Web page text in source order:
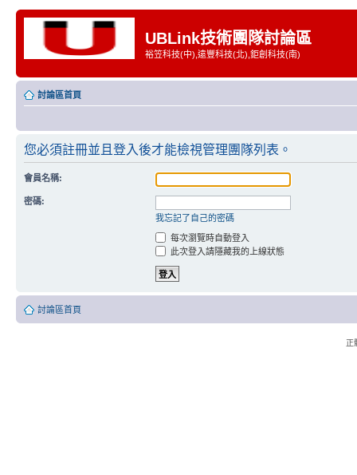
UBLink技術團隊討論區
裕笠科技(中),遠豐科技(北),鉅創科技(南)
討論區首頁
您必須註冊並且登入後才能檢視管理團隊列表。
會員名稱:
密碼:
我忘記了自己的密碼
每次瀏覽時自動登入
此次登入請隱藏我的上線狀態
討論區首頁
正